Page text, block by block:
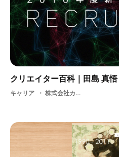
クリエイター百科｜田島 真
キャリア 株式会社カヤック・ アプリケーション・ ユーモア